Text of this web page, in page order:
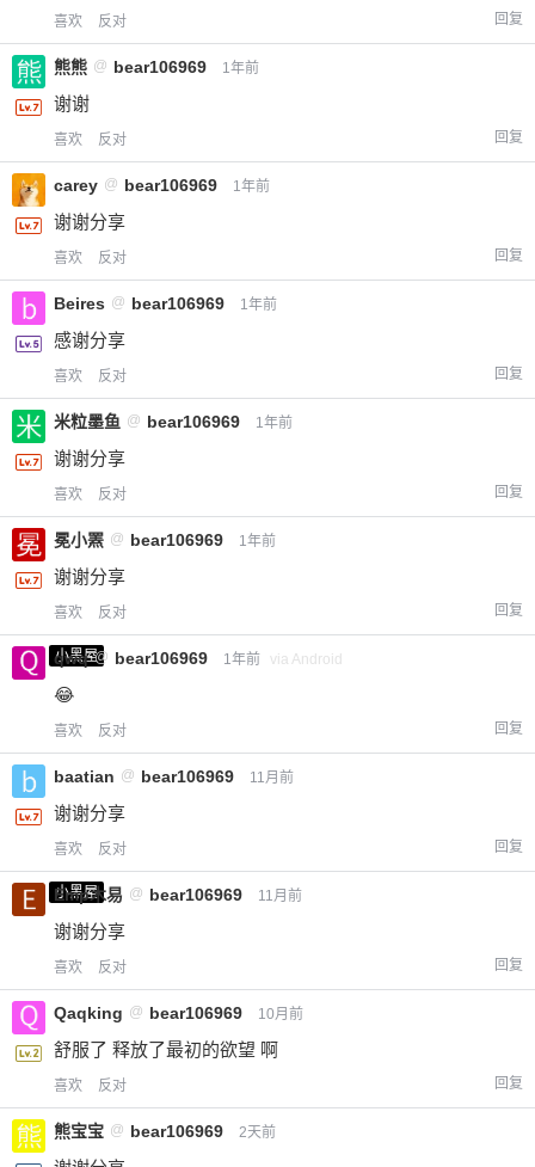
喜欢 反对 回复
熊熊 @ bear106969 1年前
谢谢
喜欢 反对 回复
carey @ bear106969 1年前
谢谢分享
喜欢 反对 回复
Beires @ bear106969 1年前
感谢分享
喜欢 反对 回复
米粒墨鱼 @ bear106969 1年前
谢谢分享
喜欢 反对 回复
冕小罴 @ bear106969 1年前
谢谢分享
喜欢 反对 回复
小黑屋
qwq @ bear106969 1年前 via Android
😂
喜欢 反对 回复
baatian @ bear106969 11月前
谢谢分享
喜欢 反对 回复
小黑屋
Emp木易 @ bear106969 11月前
谢谢分享
喜欢 反对 回复
Qaqking @ bear106969 10月前
舒服了 释放了最初的欲望 啊
喜欢 反对 回复
熊宝宝 @ bear106969 2天前